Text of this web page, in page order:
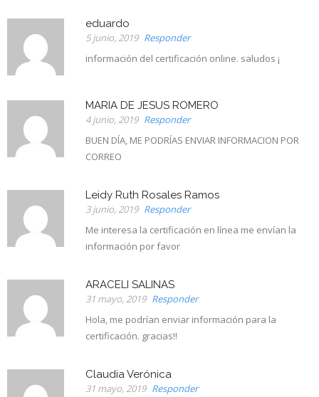
eduardo
5 junio, 2019 Responder
información del certificación online. saludos ¡
MARIA DE JESUS ROMERO
4 junio, 2019 Responder
BUEN DÍA, ME PODRÍAS ENVIAR INFORMACION POR
CORREO
Leidy Ruth Rosales Ramos
3 junio, 2019 Responder
Me interesa la certificación en línea me envían la
información por favor
ARACELI SALINAS
31 mayo, 2019 Responder
Hola, me podrían enviar información para la
certificación. gracias!!
Claudia Verónica
31 mayo, 2019 Responder